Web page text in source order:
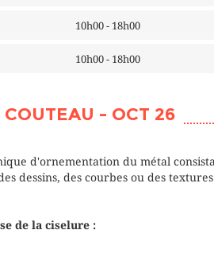
10h00 - 18h00
10h00 - 18h00
- OCT 26
d'ornementation du métal
dessins, des courbes ou des
de la ciselure :